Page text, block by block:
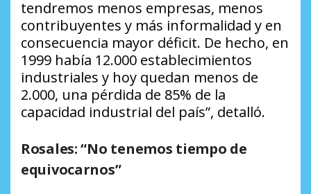
tendremos menos empresas, menos
contribuyentes y más informalidad y en
consecuencia mayor déficit. De hecho, en
1999 había 12.000 establecimientos
industriales y hoy quedan menos de
2.000, una pérdida de 85% de la
capacidad industrial del país”, detalló.
Rosales: “No tenemos tiempo de
equivocarnos”